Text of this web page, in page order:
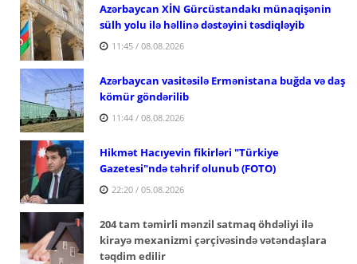
Azərbaycan XİN Gürcüstandakı münaqişənin
sülh yolu ilə həllinə dəstəyini təsdiqləyib
11:45 / 08.08.2026
Azərbaycan vasitəsilə Ermənistana buğda və daş
kömür göndərilib
11:44 / 08.08.2026
Hikmət Hacıyevin fikirləri "Türkiye
Gazetesi"ndə təhrif olunub (FOTO)
22:20 / 05.08.2026
204 tam təmirli mənzil satmaq öhdəliyi ilə
kirayə mexanizmi çərçivəsində vətəndaşlara
təqdim edilir